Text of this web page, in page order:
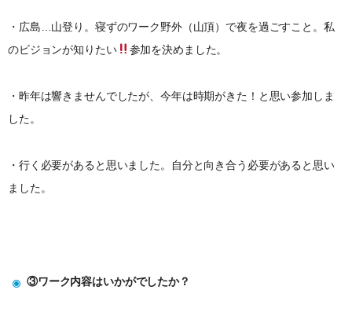
・広島…山登り。寝ずのワーク野外（山頂）で夜を過ごすこと。私
のビジョンが知りたい
参加を決めました。
・昨年は響きませんでしたが、今年は時期がきた！と思い参加しま
した。
・行く必要があると思いました。自分と向き合う必要があると思い
ました。
③ワーク内容はいかがでしたか？